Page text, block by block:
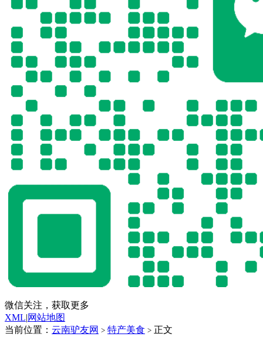
微信关注，获取更多
XML|网站地图
当前位置： 云南驴友网 > 特产美食 > 正文